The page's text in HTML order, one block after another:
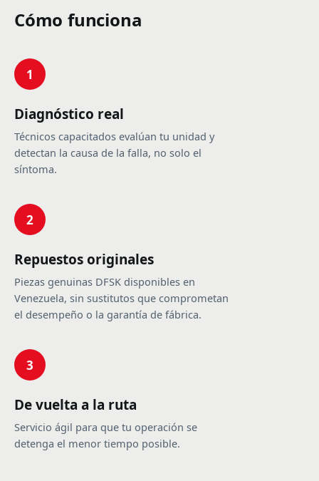
Cómo funciona
1
Diagnóstico real
Técnicos capacitados evalúan tu unidad y
detectan la causa de la falla, no solo el
síntoma.
2
Repuestos originales
Piezas genuinas DFSK disponibles en
Venezuela, sin sustitutos que comprometan
el desempeño o la garantía de fábrica.
3
De vuelta a la ruta
Servicio ágil para que tu operación se
detenga el menor tiempo posible.